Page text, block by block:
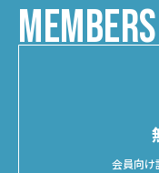
MEMBERS
会員向け